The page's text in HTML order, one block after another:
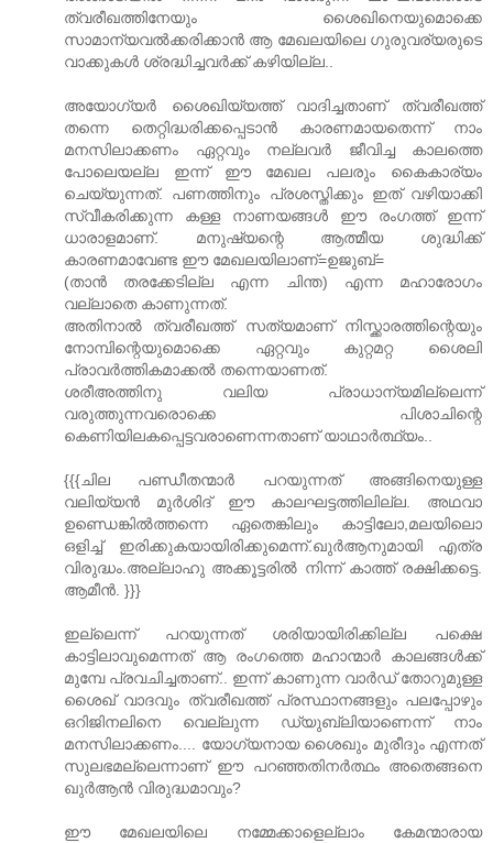
ത്വരീഖത്തിനേയും ശൈഖിനെയുമൊക്കെ
സാമാന്യവൽക്കരിക്കാൻ ആ മേഖലയിലെ ഗുരുവര്യരുടെ
വാക്കുകൾ ശ്രദ്ധിച്ചവർക്ക്‌ കഴിയില്ല..
അയോഗ്യർ ശൈഖിയ്യത്ത്‌ വാദിച്ചതാണ്‌ ത്വരീഖത്ത്‌
തന്നെ തെറ്റിദ്ധരിക്കപ്പെടാൻ കാരണമായതെന്ന് നാം
മനസിലാക്കണം ഏറ്റവും നല്ലവർ ജീവിച്ച കാലത്തെ
പോലെയല്ല ഇന്ന് ഈ മേഖല പലരും കൈകാര്യം
ചെയ്യുന്നത്‌. പണത്തിനും പ്രശസ്തിക്കും ഇത്‌ വഴിയാക്കി
സ്വീകരിക്കുന്ന കള്ള നാണയങ്ങൾ ഈ രംഗത്ത്‌ ഇന്ന്
ധാരാളമാണ്‌. മനുഷ്യന്റെ ആത്മീയ ശുദ്ധിക്ക്‌
കാരണമാവേണ്ട ഈ മേഖലയിലാണ്‌=ഉജുബ്‌=
(താൻ തരക്കേടില്ല എന്ന ചിന്ത) എന്ന മഹാരോഗം
വല്ലാതെ കാണുന്നത്‌.
അതിനാൽ ത്വരീഖത്ത്‌ സത്യമാണ്‌ നിസ്ക്കാരത്തിന്റെയും
നോമ്പിന്റെയുമൊക്കെ ഏറ്റവും കുറ്റമറ്റ ശൈലി
പ്രാവർത്തികമാക്കൽ തന്നെയാണത്‌.
ശരീഅത്തിനു വലിയ പ്രാധാന്യമില്ലെന്ന്
വരുത്തുന്നവരൊക്കെ പിശാചിന്റെ
കെണിയിലകപ്പെട്ടവരാണെന്നതാണ്‌ യാഥാർത്ഥ്യം..
{{{ചില പണ്ഡീതന്മാര്‍ പറയുന്നത് അങ്ങിനെയുള്ള
വലിയ്യന്‍ മുര്‍ശിദ് ഈ കാലഘട്ടത്തിലില്ല. അഥവാ
ഉണ്ഡെങ്കില്‍ത്തന്നെ ഏതെങ്കിലും കാട്ടിലോ,മലയിലൊ
ഒളിച്ച് ഇരിക്കുകയായിരിക്കുമെന്ന്.ഖുര്‍ആനുമായി എത്ര
വിരുദ്ധം.അല്ലാ‍ഹു അക്കൂട്ടരില്‍ നിന്ന് കാത്ത് രക്ഷിക്കട്ടെ.
ആമീന്‍. }}}
ഇല്ലെന്ന് പറയുന്നത്‌ ശരിയായിരിക്കില്ല പക്ഷെ
കാട്ടിലാവുമെന്നത്‌ ആ രംഗത്തെ മഹാന്മാർ കാലങ്ങൾക്ക്‌
മുമ്പേ പ്രവചിച്ചതാണ്‌.. ഇന്ന് കാണുന്ന വാർഡ്‌ തോറുമുള്ള
ശൈഖ്‌ വാദവും ത്വരീഖത്ത്‌ പ്രസ്ഥാനങ്ങളും പലപ്പോഴും
ഒറിജിനലിനെ വെല്ലുന്ന ഡ്യുബ്ലിയാണെന്ന് നാം
മനസിലാക്കണം.... യോഗ്യനായ ശൈഖും മുരീദും എന്നത്‌
സുലഭമല്ലെന്നാണ്‌ ഈ പറഞ്ഞതിനർത്ഥം അതെങ്ങനെ
ഖുർആൻ വിരുദ്ധമാവും?
ഈ മേഖലയിലെ നമ്മേക്കാളെല്ലാം കേമന്മാരായ